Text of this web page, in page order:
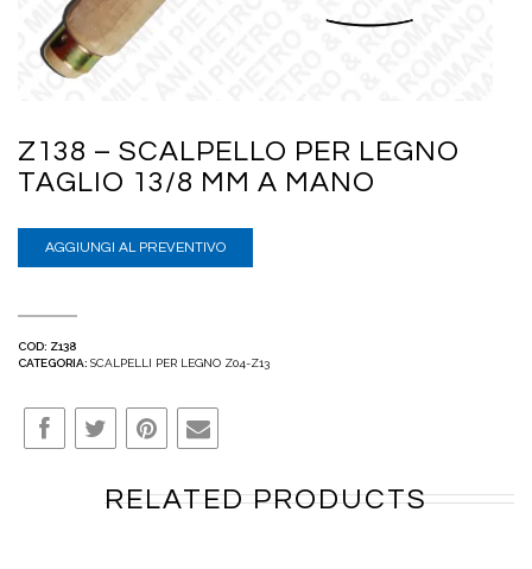
Z138 – SCALPELLO PER LEGNO
TAGLIO 13/8 MM A MANO
AGGIUNGI AL PREVENTIVO
COD: Z138
CATEGORIA: SCALPELLI PER LEGNO Z04-Z13
RELATED PRODUCTS